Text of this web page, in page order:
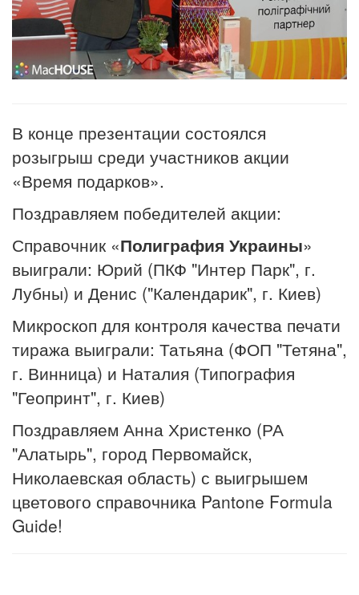
В конце презентации состоялся
розыгрыш среди участников акции
«Время подарков».
Поздравляем победителей акции:
Справочник «Полиграфия Украины»
выиграли: Юрий (ПКФ "Интер Парк", г.
Лубны) и Денис ("Календарик", г. Киев)
Микроскоп для контроля качества печати
тиража выиграли: Татьяна (ФОП "Тетяна",
г. Винница) и Наталия (Типография
"Геопринт", г. Киев)
Поздравляем Анна Христенко (РА
"Алатырь", город Первомайск,
Николаевская область) с выигрышем
цветового справочника Pantone Formula
Guide!